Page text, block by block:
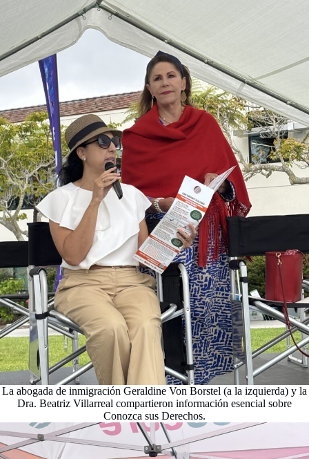
La abogada de inmigración Geraldine Von Borstel (a la izquierda) y la
Dra. Beatriz Villarreal compartieron información esencial sobre
Conozca sus Derechos.